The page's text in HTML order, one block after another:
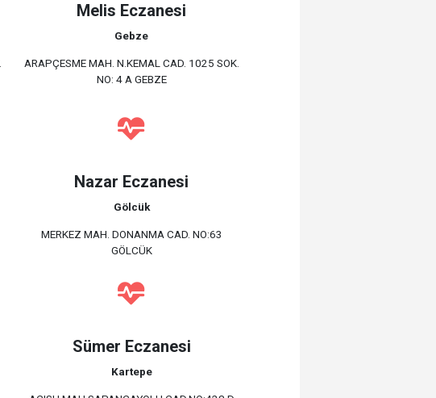
Melis Eczanesi
Gebze
ARAPÇESME MAH. N.KEMAL CAD. 1025 SOK.
NO: 4 A GEBZE
Nazar Eczanesi
Gölcük
MERKEZ MAH. DONANMA CAD. NO:63
GÖLCÜK
Sümer Eczanesi
Kartepe